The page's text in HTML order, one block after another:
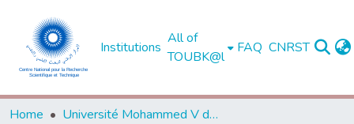
Institutions
All of
TOUBK@l
FAQ CNRST
Home
Université Mohammed V de Rabat